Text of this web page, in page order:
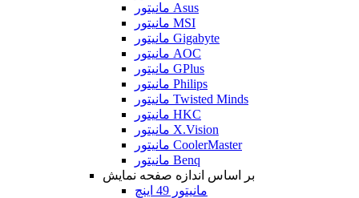
مانیتور Asus
مانیتور MSI
مانیتور Gigabyte
مانیتور AOC
مانیتور GPlus
مانیتور Philips
مانیتور Twisted Minds
مانیتور HKC
مانیتور X.Vision
مانیتور CoolerMaster
مانیتور Benq
بر اساس اندازه صفحه نمایش
مانیتور 49 اینچ